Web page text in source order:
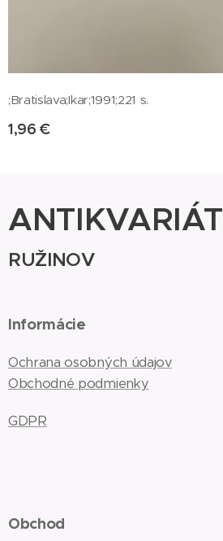
;Bratislava;Ikar;1991;221 s.
1,96 €
ANTIKVARIÁT
RUŽINOV
Informácie
Ochrana osobných údajov
Obchodné podmienky
GDPR
Obchod